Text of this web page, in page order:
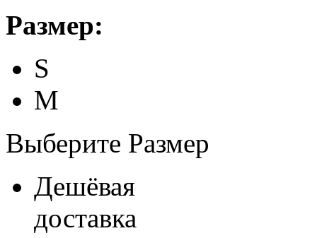
Размер:
S
M
Выберите Размер
Дешёвая
доставка